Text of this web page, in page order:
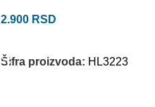
2.900 RSD
Šifra proizvoda: HL3223